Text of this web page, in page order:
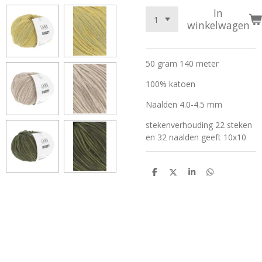
In
winkelwagen
50 gram 140 meter
100% katoen
Naalden 4.0-4.5 mm
stekenverhouding 22 steken
en 32 naalden geeft 10x10
D
D
S
D